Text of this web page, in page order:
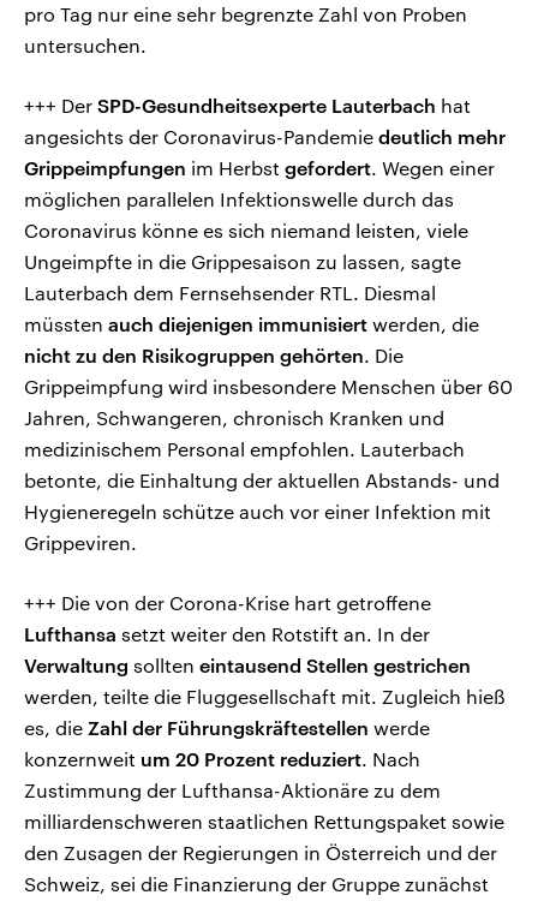
pro Tag nur eine sehr begrenzte Zahl von Proben
untersuchen.
+++ Der SPD-Gesundheitsexperte Lauterbach hat
angesichts der Coronavirus-Pandemie deutlich mehr
Grippeimpfungen im Herbst gefordert. Wegen einer
möglichen parallelen Infektionswelle durch das
Coronavirus könne es sich niemand leisten, viele
Ungeimpfte in die Grippesaison zu lassen, sagte
Lauterbach dem Fernsehsender RTL. Diesmal
müssten auch diejenigen immunisiert werden, die
nicht zu den Risikogruppen gehörten. Die
Grippeimpfung wird insbesondere Menschen über 60
Jahren, Schwangeren, chronisch Kranken und
medizinischem Personal empfohlen. Lauterbach
betonte, die Einhaltung der aktuellen Abstands- und
Hygieneregeln schütze auch vor einer Infektion mit
Grippeviren.
+++ Die von der Corona-Krise hart getroffene
Lufthansa setzt weiter den Rotstift an. In der
Verwaltung sollten eintausend Stellen gestrichen
werden, teilte die Fluggesellschaft mit. Zugleich hieß
es, die Zahl der Führungskräftestellen werde
konzernweit um 20 Prozent reduziert. Nach
Zustimmung der Lufthansa-Aktionäre zu dem
milliardenschweren staatlichen Rettungspaket sowie
den Zusagen der Regierungen in Österreich und der
Schweiz, sei die Finanzierung der Gruppe zunächst